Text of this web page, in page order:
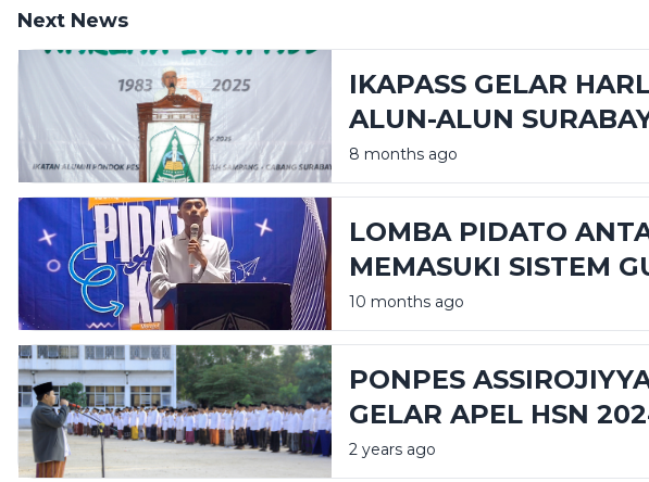
Next News
IKAPASS GELAR
ALUN-ALUN
8 months ago
LOMBA PIDATO
MEMASUKI SISTEM
10 months ago
PONPES
GELAR APEL HSN
2 years ago